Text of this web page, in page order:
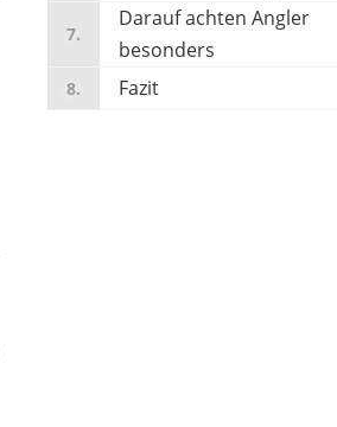
Darauf achten Angler
besonders
Fazit